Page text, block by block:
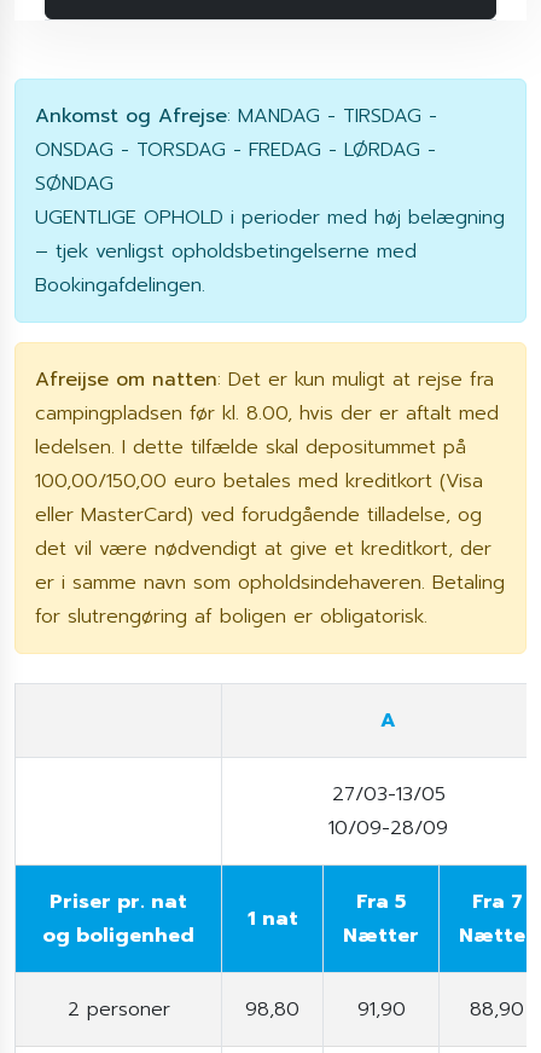
Ankomst og Afrejse: MANDAG - TIRSDAG -
ONSDAG - TORSDAG - FREDAG - LØRDAG -
SØNDAG
UGENTLIGE OPHOLD i perioder med høj belægning
– tjek venligst opholdsbetingelserne med
Bookingafdelingen.
Afreijse om natten: Det er kun muligt at rejse fra
campingpladsen før kl. 8.00, hvis der er aftalt med
ledelsen. I dette tilfælde skal depositummet på
100,00/150,00 euro betales med kreditkort (Visa
eller MasterCard) ved forudgående tilladelse, og
det vil være nødvendigt at give et kreditkort, der
er i samme navn som opholdsindehaveren. Betaling
for slutrengøring af boligen er obligatorisk.
A
27/03-13/05
10/09-28/09
Priser pr. nat
og boligenhed
1 nat
Fra 5
Nætter
Fra 7
Nætter
2 personer 98,80 91,90 88,90